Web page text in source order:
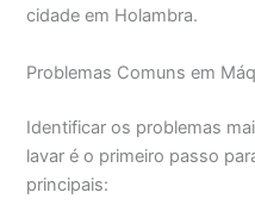
cidade em Holambra.
Problemas Comuns em
Identificar os problemas
lavar é o primeiro passo
principais: